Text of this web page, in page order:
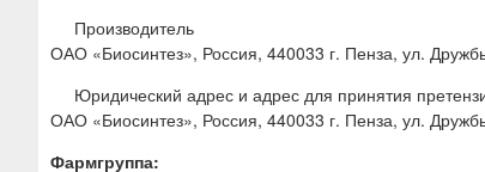
Производитель
ОАО «Биосинтез», Россия, 440033 г. Пенза, ул.
Юридический адрес и адрес для принятия
ОАО «Биосинтез», Россия, 440033 г. Пенза, ул.
Фармгруппа: